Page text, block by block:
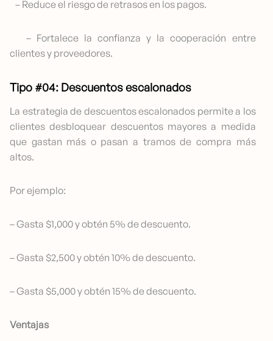
– Reduce el riesgo de retrasos en los pagos.
– Fortalece la confianza y la cooperación entre
clientes y proveedores.
Tipo #04: Descuentos escalonados
La estrategia de descuentos escalonados permite a los
clientes desbloquear descuentos mayores a medida
que gastan más o pasan a tramos de compra más
altos.
Por ejemplo:
– Gasta $1,000 y obtén 5% de descuento.
– Gasta $2,500 y obtén 10% de descuento.
– Gasta $5,000 y obtén 15% de descuento.
Ventajas